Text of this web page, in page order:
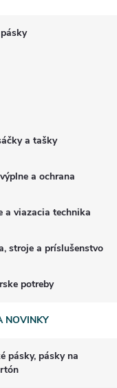
a tašky
a ochrana
a viazacia technika
stroje a príslušenstvo
potreby
NOVINKY
pásky, pásky na